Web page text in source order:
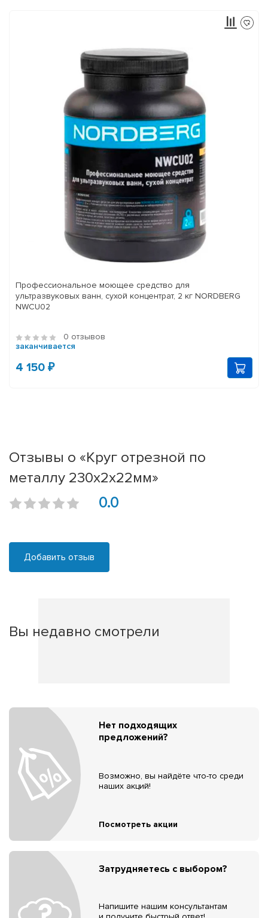
Профессиональное моющее средство для
ультразвуковых ванн, сухой концентрат, 2 кг NORDBERG
NWCU02
0 отзывов
заканчивается
4 150 ₽
Отзывы о «Круг отрезной по
металлу 230х2х22мм»
0.0
Добавить отзыв
Вы недавно смотрели
Нет подходящих
предложений?
Возможно, вы найдёте что-то среди
наших акций!
Посмотреть акции
Затрудняетесь с выбором?
Напишите нашим консультантам